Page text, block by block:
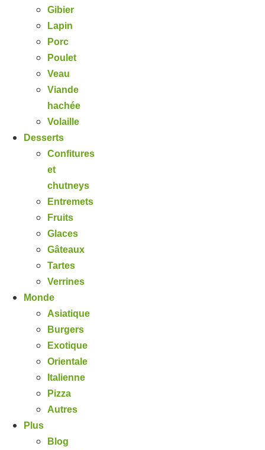
Gibier
Lapin
Porc
Poulet
Veau
Viande
hachée
Volaille
Desserts
Confitures
et
chutneys
Entremets
Fruits
Glaces
Gâteaux
Tartes
Verrines
Monde
Asiatique
Burgers
Exotique
Orientale
Italienne
Pizza
Autres
Plus
Blog